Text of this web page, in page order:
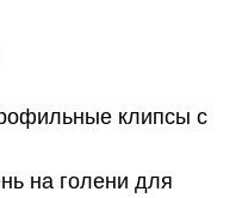
клипсы с
на голени для